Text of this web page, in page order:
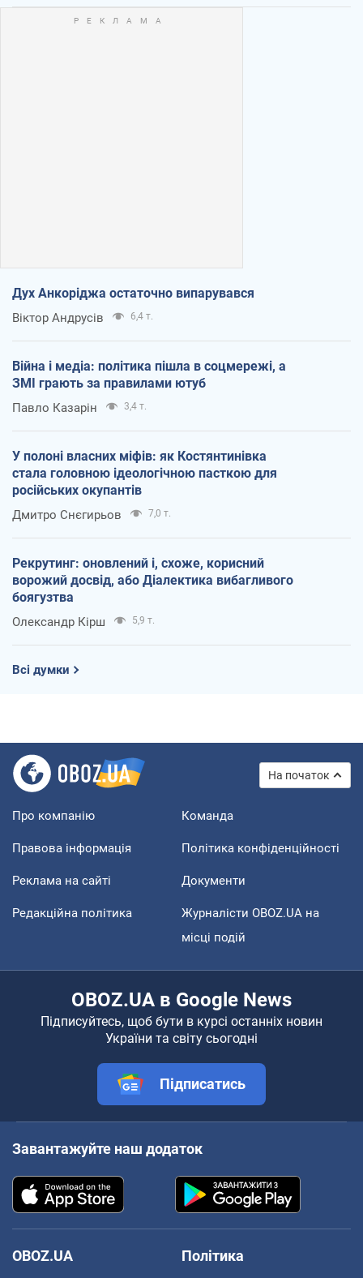
Дух Анкоріджа остаточно випарувався
Віктор Андрусів 6,4 т.
Війна і медіа: політика пішла в соцмережі, а
ЗМІ грають за правилами ютуб
Павло Казарін 3,4 т.
У полоні власних міфів: як Костянтинівка
стала головною ідеологічною пасткою для
російських окупантів
Дмитро Снєгирьов 7,0 т.
Рекрутинг: оновлений і, схоже, корисний
ворожий досвід, або Діалектика вибагливого
боягузтва
Олександр Кірш 5,9 т.
Всі думки
На початок
Про компанію Команда
Правова інформація Політика конфіденційності
Реклама на сайті Документи
Редакційна політика
Журналісти OBOZ.UA на
місці подій
OBOZ.UA в Google News
Підписуйтесь, щоб бути в курсі останніх новин
України та світу сьогодні
Підписатись
Завантажуйте наш додаток
OBOZ.UA
Політика